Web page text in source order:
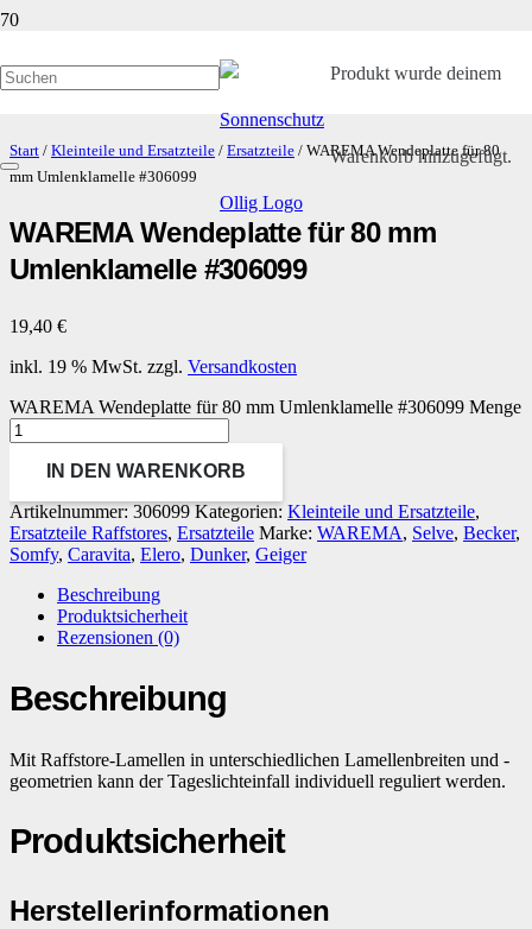
Produktwurde deinem
Warenkorb hinzugefügt.
Start / Kleinteile und Ersatzteile / Ersatzteile / WAREMA Wendeplatte für 80
mm Umlenklamelle #306099
WAREMA Wendeplatte für 80 mm
Umlenklamelle #306099
19,40 €
inkl. 19 % MwSt. zzgl. Versandkosten
WAREMA Wendeplatte für 80 mm Umlenklamelle #306099 Menge
IN DEN WARENKORB
Artikelnummer:306099 Kategorien: Kleinteile und Ersatzteile,
Ersatzteile Raffstores, Ersatzteile Marke: WAREMA, Selve, Becker,
Somfy, Caravita, Elero, Dunker, Geiger
Beschreibung
Produktsicherheit
Rezensionen (0)
Beschreibung
Mit Raffstore-Lamellen in unterschiedlichen Lamellenbreiten und -
geometrien kann der Tageslichteinfall individuell reguliert werden.
Produktsicherheit
Herstellerinformationen